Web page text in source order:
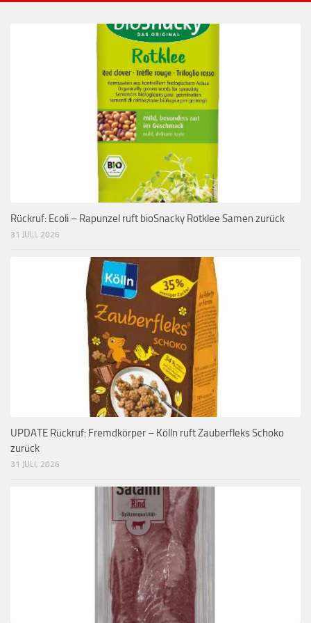
Rückruf: Ecoli – Rapunzel ruft bioSnacky Rotklee Samen zurück
31 JULI, 2026
UPDATE Rückruf: Fremdkörper – Kölln ruft Zauberfleks Schoko
zurück
31 JULI, 2026